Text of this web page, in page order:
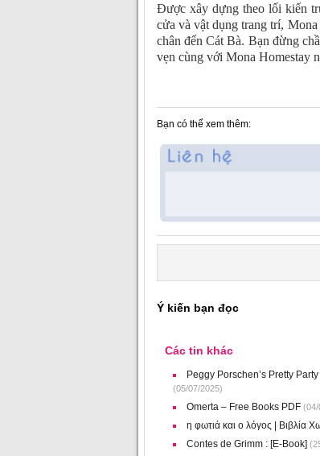
Được xây dựng theo lối kiến
cửa và vật dụng trang trí,
chân đến Cát Bà. Bạn đừng
vẹn cùng với Mona Homestay
Bạn có thể xem thêm:
Ý kiến bạn đọc
Các tin khác
Peggy Porschen’s Pretty
(05/07/2025)
Omerta – Free Books PDF(04/
η φωτιά και ο λόγος | Βιβλία
Contes de Grimm : [E-Book]